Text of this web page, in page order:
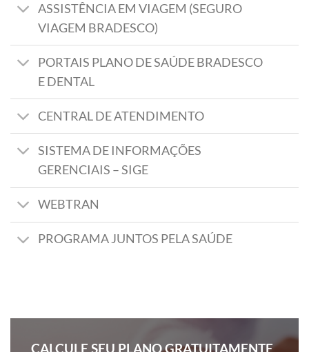
ASSISTÊNCIA EM VIAGEM (SEGURO
VIAGEM BRADESCO)
PORTAIS PLANO DE SAÚDE BRADESCO
E DENTAL
CENTRAL DE ATENDIMENTO
SISTEMA DE INFORMAÇÕES
GERENCIAIS – SIGE
WEBTRAN
PROGRAMA JUNTOS PELA SAÚDE
CALCULE SEU PLANO GRATUITAMENTE